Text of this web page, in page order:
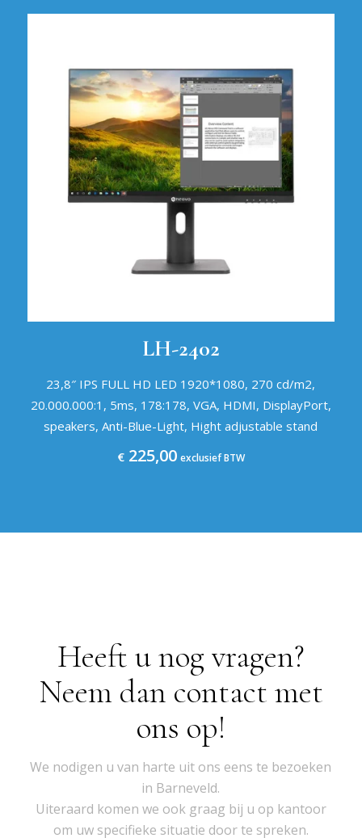
LH-2402
23,8″ IPS FULL HD LED 1920*1080, 270 cd/m2,
20.000.000:1, 5ms, 178:178, VGA, HDMI, DisplayPort,
speakers, Anti-Blue-Light, Hight adjustable stand
€225,00 exclusief BTW
Heeft u nog vragen?
Neem dan contact met
ons op!
We nodigen u van harte uit ons eens te bezoeken
in Barneveld.
Uiteraard komen we ook graag bij u op kantoor
om uw specifieke situatie door te spreken.